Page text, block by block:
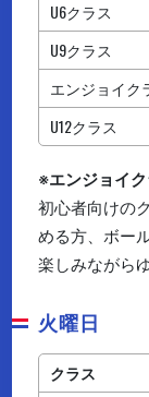
U6クラス
U9クラス
エンジョイク
U12クラス
※エンジョイ
初心者向けの
める方、ボー
楽しみながら
火曜日
クラス